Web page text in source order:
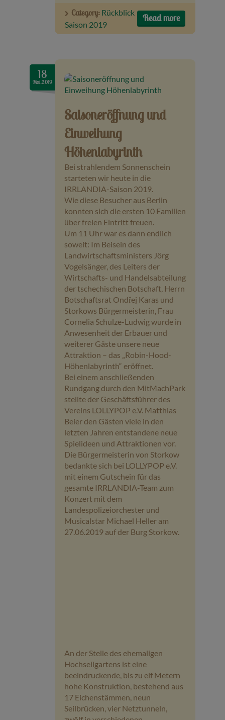
Read more
Category: Rückblick
Saison 2019
18
Mai.2019
Saisoneröffnung und
Einweihung
Höhenlabyrinth
Bei strahlendem Sonnenschein
starteten wir heute in die
IRRLANDIA-Saison 2019.
Wie diese Besucher aus Berlin
konnten sich die ersten 10 Familien
über freien Eintritt freuen.
Um 11 Uhr war es dann endlich
soweit: Im Beisein des
Landwirtschaftsministers Jörg
Vogelsänger, des Leiters der
Wirtschafts- und Handelsabteilung
der tschechischen Botschaft, Herrn
Botschaftsrat Ondřej Karas und
Storkows Bürgermeisterin, Frau
Cornelia Schulze-Ludwig wurde in
Anwesenheit der Erbauer und
weiterer Gäste unsere neue
Attraktion – das „Robin-Hood-
Höhenlabyrinth“ eröffnet.
Bei einem anschließenden
Rundgang durch den MitMachPark
stellte der Geschäftsführer des
Vereins LOLLYPOP e.V. Matthias
Beier den Gästen viele in den
letzten Jahren entstandene neue
Spielideen und Attraktionen vor.
Die Bürgermeisterin von Storkow
bedankte sich bei LOLLYPOP e.V.
mit einem Gutschein für das
gesamte IRRLANDIA-Team zum
Konzert mit dem
Landespolizeiorchester und
Musicalstar Michael Heller am
27.06.2019 auf der Burg Storkow.
An der Stelle des ehemaligen
Hochseilgartens ist eine
beeindruckende, bis zu elf Metern
hohe Konstruktion, bestehend aus
17 Eichenstämmen, neun
Seilbrücken, vier Netztunneln,